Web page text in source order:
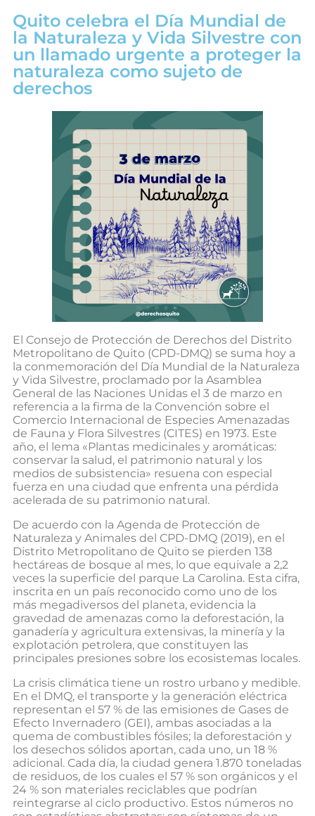
Quito celebra el Día Mundial de
la Naturaleza y Vida Silvestre con
un llamado urgente a proteger la
naturaleza como sujeto de
derechos
El Consejo de Protección de Derechos del Distrito
Metropolitano de Quito (CPD-DMQ) se suma hoy a
la conmemoración del Día Mundial de la Naturaleza
y Vida Silvestre, proclamado por la Asamblea
General de las Naciones Unidas el 3 de marzo en
referencia a la firma de la Convención sobre el
Comercio Internacional de Especies Amenazadas
de Fauna y Flora Silvestres (CITES) en 1973. Este
año, el lema «Plantas medicinales y aromáticas:
conservar la salud, el patrimonio natural y los
medios de subsistencia» resuena con especial
fuerza en una ciudad que enfrenta una pérdida
acelerada de su patrimonio natural.
De acuerdo con la Agenda de Protección de
Naturaleza y Animales del CPD-DMQ (2019), en el
Distrito Metropolitano de Quito se pierden 138
hectáreas de bosque al mes, lo que equivale a 2,2
veces la superficie del parque La Carolina. Esta cifra,
inscrita en un país reconocido como uno de los
más megadiversos del planeta, evidencia la
gravedad de amenazas como la deforestación, la
ganadería y agricultura extensivas, la minería y la
explotación petrolera, que constituyen las
principales presiones sobre los ecosistemas locales.
La crisis climática tiene un rostro urbano y medible.
En el DMQ, el transporte y la generación eléctrica
representan el 57 % de las emisiones de Gases de
Efecto Invernadero (GEI), ambas asociadas a la
quema de combustibles fósiles; la deforestación y
los desechos sólidos aportan, cada uno, un 18 %
adicional. Cada día, la ciudad genera 1.870 toneladas
de residuos, de los cuales el 57 % son orgánicos y el
24 % son materiales reciclables que podrían
reintegrarse al ciclo productivo. Estos números no